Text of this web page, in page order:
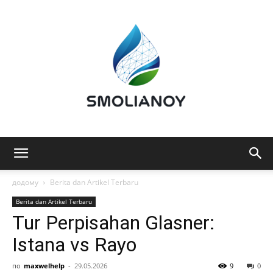
Teknologi,
додому Berita dan Artikel Terbaru
Berita dan Artikel Terbaru
Tur Perpisahan Glasner:
Istana vs Rayo
по maxwelhelp - 29.05.2026 0
9